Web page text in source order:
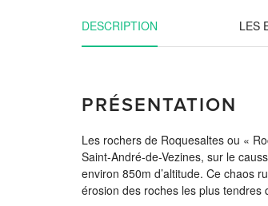
DESCRIPTION LES
PRÉSENTATION
Les rochers de Roquesaltes ou «
Saint-André-de-Vezines, sur le
environ 850m d’altitude. Ce chaos
érosion des roches les plus